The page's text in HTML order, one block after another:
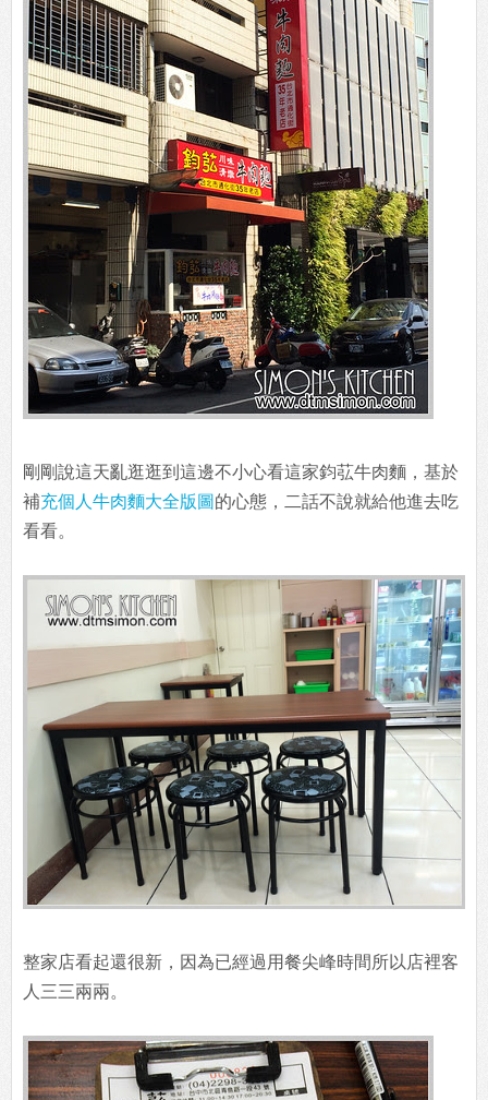
剛剛說這天亂逛逛到這邊不小心看這家鈞苰牛肉麵，基於
補充個人牛肉麵大全版圖 的心態，二話不說就給他進去吃
看看。
整家店看起還很新，因為已經過用餐尖峰時間所以店裡客
人三三兩兩。